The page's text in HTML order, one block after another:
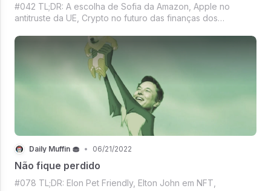
#042 TL;DR: A escolha de Sofia da Amazon, Apple no
antitruste da UE, Crypto no futuro das finanças dos
Ethereum, Mercado Crypto and more.
Daily Muffin 🧁 • 06/21/2022
Não fique perdido
#078 TL;DR: Elon Pet Friendly, Elton John em NFT,